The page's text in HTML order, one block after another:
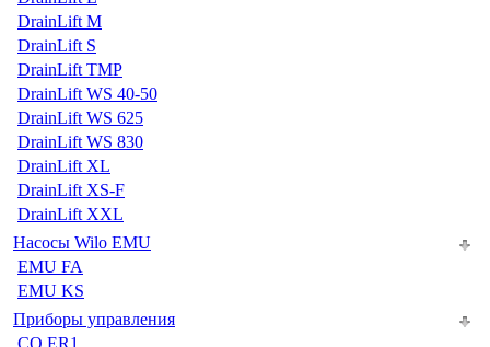
DrainLift M
DrainLift S
DrainLift TMP
DrainLift WS 40-50
DrainLift WS 625
DrainLift WS 830
DrainLift XL
DrainLift XS-F
DrainLift XXL
Насосы Wilo EMU
EMU FA
EMU KS
Приборы управления
CO ER1